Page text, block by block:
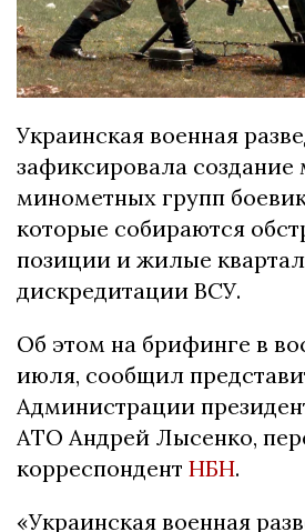
Украинская военная
зафиксировала
минометных групп
которые собираются
позиции и жилые
дискредитации ВСУ.
Об этом на брифинге в
июля, сообщил
Администрации
АТО Андрей Лысенко,
корреспондент НБН.
«Украинская военная